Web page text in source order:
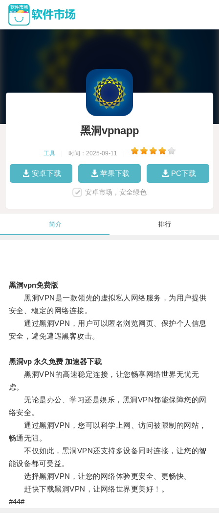
黑洞vpnapp
工具 时间：2025-09-11
安卓下载 苹果下载 PC下载
安卓市场，安全绿色
简介 排行
黑洞vpn免费版
黑洞VPN是一款领先的虚拟私人网络服务，为用户提供
安全、稳定的网络连接。
通过黑洞VPN，用户可以匿名浏览网页、保护个人信息
安全，避免遭遇黑客攻击。
黑洞vp 永久免费 加速器下载
黑洞VPN的高速稳定连接，让您畅享网络世界无忧无
虑。
无论是办公、学习还是娱乐，黑洞VPN都能保障您的网
络安全。
通过黑洞VPN，您可以科学上网、访问被限制的网站，
畅通无阻。
不仅如此，黑洞VPN还支持多设备同时连接，让您的智
能设备都可受益。
选择黑洞VPN，让您的网络体验更安全、更畅快。
赶快下载黑洞VPN，让网络世界更美好！。
#44#